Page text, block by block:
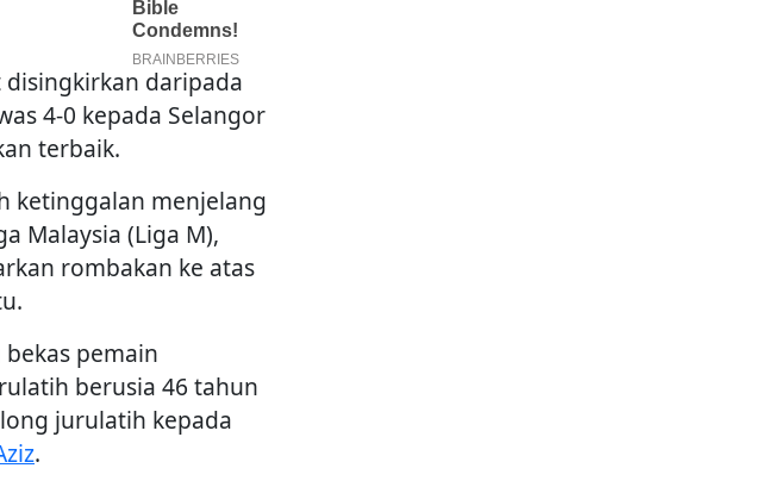
daripada
4-0 kepada Selangor
terbaik.
ketinggalan menjelang
Malaysia (Liga M),
rombakan ke atas
pemain
berusia 46 tahun
jurulatih kepada
.